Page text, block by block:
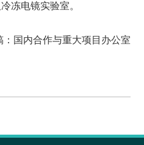
冻电镜实验室。
：国内合作与重大项目办公室